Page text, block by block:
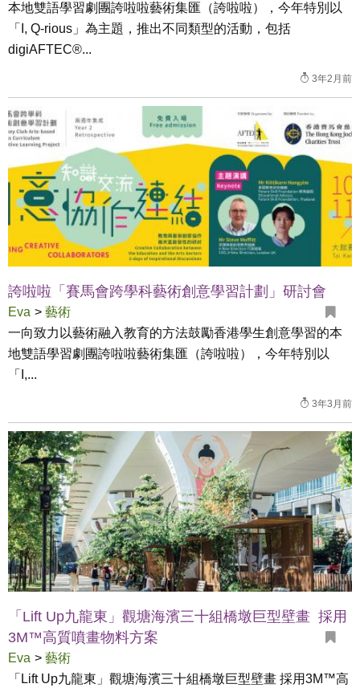
本地雙語學習劇團誇啦啦藝術集匯（誇啦啦），今年特別以
「I, Q-rious」為主題，推出不同類型的活動，包括
digiAFTEC®...
3年2月前
誇啦啦「賽馬會跨學科藝術創意學習計劃」研討會
Eva > 藝術
一向致力以藝術融入教育的方法鼓勵香港學生創意學習的本
地雙語學習劇團誇啦啦藝術集匯（誇啦啦），今年特別以
「I,...
3年3月前
「Lift Up九龍東」觀塘海濱三十組橋墩巨型壁畫 採用
3M™高質噴畫物料方案
Eva > 藝術
「Lift Up九龍東」觀塘海濱三十組橋墩巨型壁畫 採用3M™高